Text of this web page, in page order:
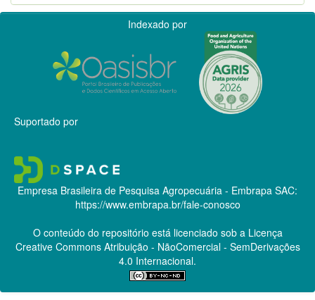
Indexado por
Suportado por
Empresa Brasileira de Pesquisa Agropecuária - Embrapa SAC:
https://www.embrapa.br/fale-conosco
O conteúdo do repositório está licenciado sob a Licença
Creative CommonsAtribuição - NãoComercial - SemDerivações
4.0 Internacional.